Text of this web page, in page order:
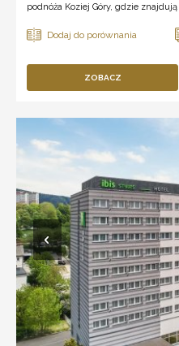
podnóża Koziej Góry, gdzie
ZOBACZ